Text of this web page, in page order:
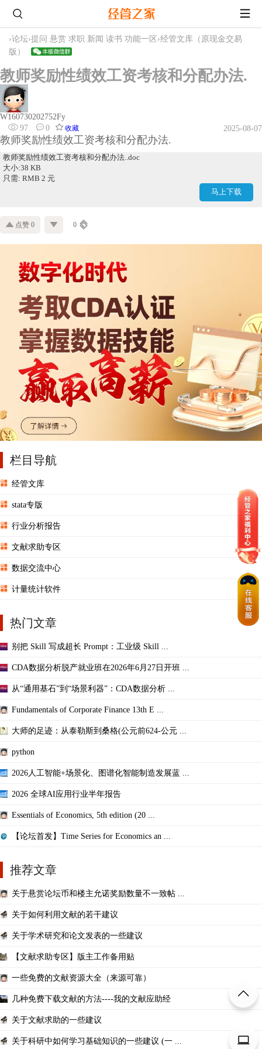
›论坛›提问 悬赏 求职 新闻 读书 功能一区 ›经管文库（原现金交易
版）
教师奖励性绩效工资考核和分配办法.
W160730202752Fy
97
0 收藏 2025-08-07
教师奖励性绩效工资考核和分配办法.
教师奖励性绩效工资考核和分配办法..doc
大小:38 KB
只需: RMB 2 元
马上下载
点赞 0 0
栏目导航
经管文库
stata专版
行业分析报告
文献求助专区
数据交流中心
计量统计软件
热门文章
别把 Skill 写成超长 Prompt：工业级 Skill ...
CDA数据分析脱产就业班在2026年6月27日开班 ...
从“通用基石”到“场景利器”：CDA数据分析 ...
Fundamentals of Corporate Finance 13th E ...
大师的足迹：从泰勒斯到桑格(公元前624-公元 ...
python
2026人工智能+场景化、图谱化智能制造发展蓝 ...
2026 全球AI应用行业半年报告
Essentials of Economics, 5th edition (20 ...
【论坛首发】Time Series for Economics an ...
推荐文章
关于悬赏论坛币和楼主允诺奖励数量不一致帖 ...
关于如何利用文献的若干建议
关于学术研究和论文发表的一些建议
【文献求助专区】版主工作备用贴
一些免费的文献资源大全（来源可靠）
几种免费下载文献的方法----我的文献应助经
关于文献求助的一些建议
关于科研中如何学习基础知识的一些建议 (一 ...